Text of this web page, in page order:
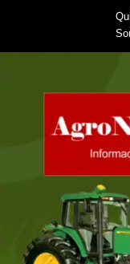
content